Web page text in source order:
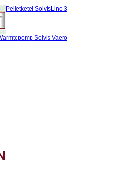
Pelletketel SolvisLino 3
Solvis Vaero